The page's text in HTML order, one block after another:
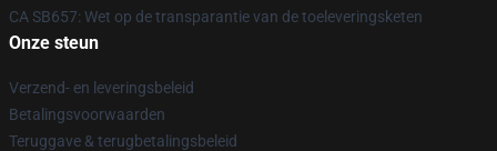
CA SB657: Wet op de transparantie van de toeleveringsketen
Onze steun
Verzend- en leveringsbeleid
Betalingsvoorwaarden
Teruggave & terugbetalingsbeleid